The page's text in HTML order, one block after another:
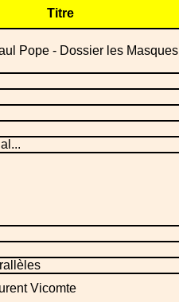
Titre
Pope - Dossier les Masques
Vicomte